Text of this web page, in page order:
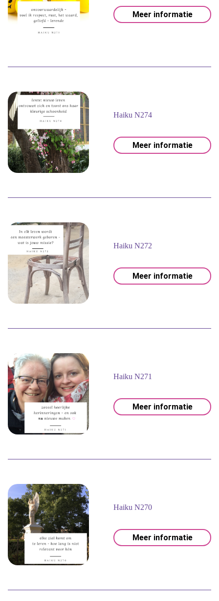
Meer informatie
Haiku N274
Meer informatie
Haiku N272
Meer informatie
Haiku N271
Meer informatie
Haiku N270
Meer informatie